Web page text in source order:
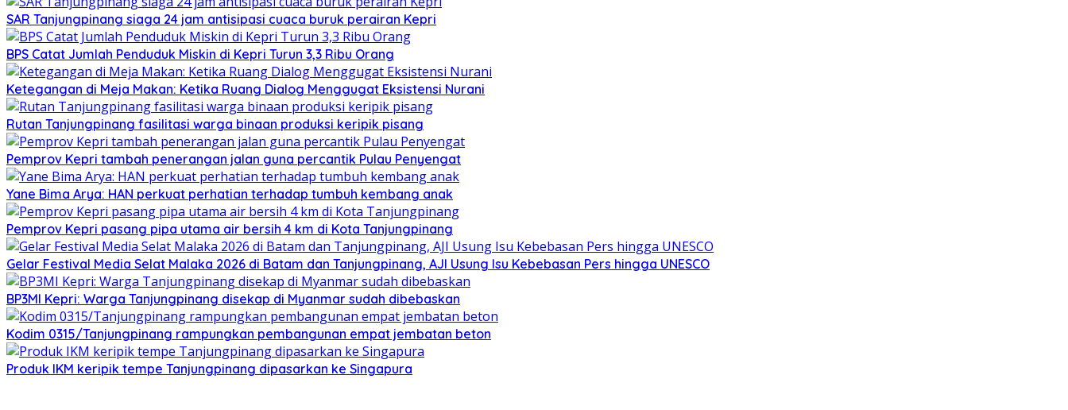
SAR Tanjungpinang siaga 24 jam antisipasi cuaca buruk perairan Kepri
BPS Catat Jumlah Penduduk Miskin di Kepri Turun 3,3 Ribu Orang
Ketegangan di Meja Makan: Ketika Ruang Dialog Menggugat Eksistensi Nurani
Rutan Tanjungpinang fasilitasi warga binaan produksi keripik pisang
Pemprov Kepri tambah penerangan jalan guna percantik Pulau Penyengat
Yane Bima Arya: HAN perkuat perhatian terhadap tumbuh kembang anak
Pemprov Kepri pasang pipa utama air bersih 4 km di Kota Tanjungpinang
Gelar Festival Media Selat Malaka 2026 di Batam dan Tanjungpinang, AJI Usung Isu Kebebasan Pers hingga UNESCO
BP3MI Kepri: Warga Tanjungpinang disekap di Myanmar sudah dibebaskan
Kodim 0315/Tanjungpinang rampungkan pembangunan empat jembatan beton
Produk IKM keripik tempe Tanjungpinang dipasarkan ke Singapura